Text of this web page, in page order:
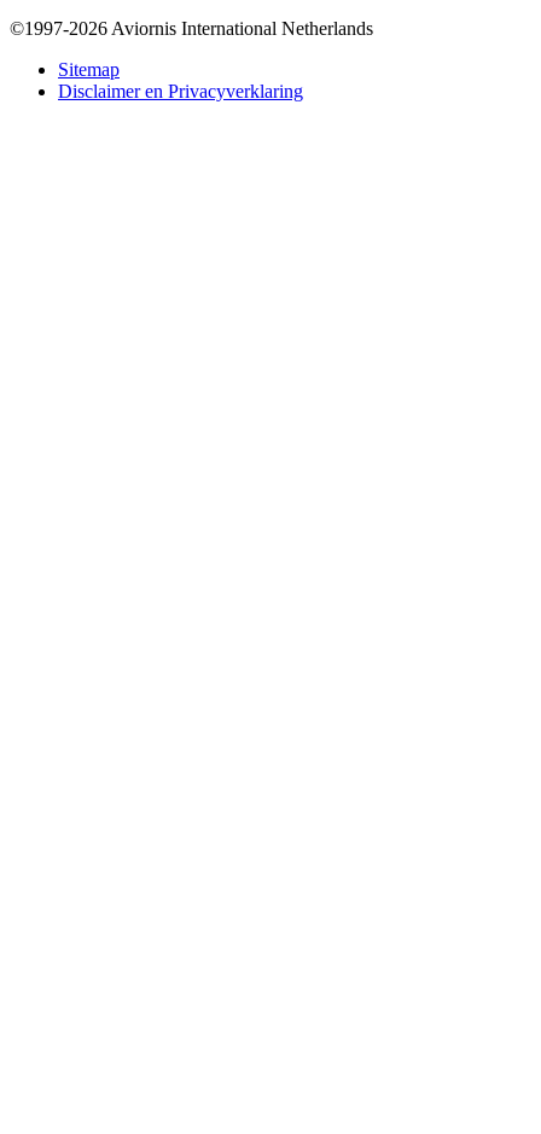
Bottom
©1997-2026 Aviornis International Netherlands
Sitemap
Disclaimer en Privacyverklaring